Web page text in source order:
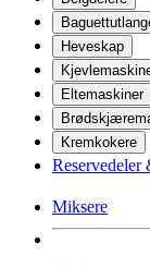
Heveskap
Eltemaskiner
Kremkokere
Reservedeler
Miksere